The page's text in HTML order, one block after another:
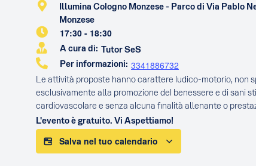
Illumina Cologno Monzese - Parco di Via Pablo
Monzese
17:30 - 18:30
A cura di: Tutor SeS
Per informazioni: 3341886732
Le attività proposte hanno carattere ludico-motorio, non
esclusivamente alla promozione del benessere e di sani
cardiovascolare e senza alcuna finalità allenante o
L'evento è gratuito. Vi Aspettiamo!
Salva nel tuo calendario